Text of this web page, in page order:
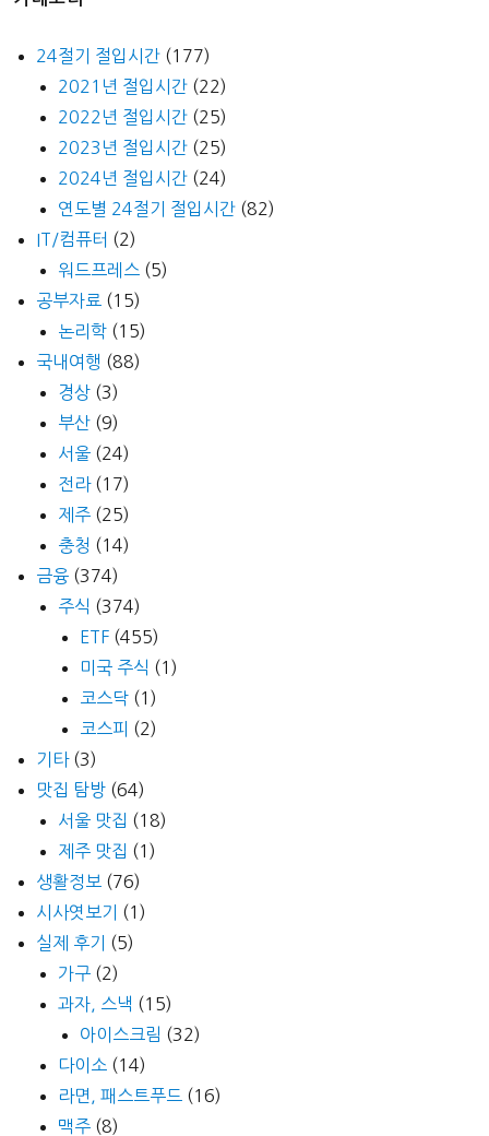
24절기 절입시간 (177)
2021년 절입시간 (22)
2022년 절입시간 (25)
2023년 절입시간 (25)
2024년 절입시간 (24)
연도별 24절기 절입시간 (82)
IT/컴퓨터 (2)
워드프레스 (5)
공부자료 (15)
논리학 (15)
국내여행 (88)
경상 (3)
부산 (9)
서울 (24)
전라(17)
제주 (25)
충청 (14)
금융 (374)
주식 (374)
ETF (455)
미국 주식 (1)
코스닥 (1)
코스피 (2)
기타(3)
맛집 탐방 (64)
서울 맛집 (18)
제주 맛집 (1)
생활정보 (76)
시사엿보기
(1)
실제 후기
(5)
가구 (2)
과자, 스낵 (15)
아이스크림 (32)
다이소 (14)
라면, 패스트푸드 (16)
맥주 (8)